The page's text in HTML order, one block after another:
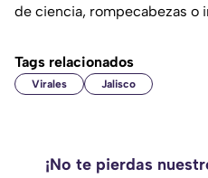
de ciencia, rompecabezas o
Tags relacionados
Virales Jalisco
¡No te pierdas